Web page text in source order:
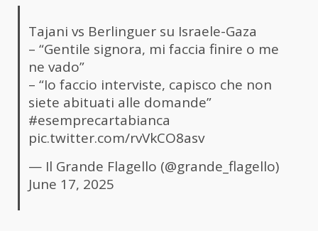
Tajani vs Berlinguer su Israele-Gaza
– “Gentile signora, mi faccia finire o me
ne vado”
– “Io faccio interviste, capisco che non
siete abituati alle domande”
#esemprecartabianca
pic.twitter.com/rvVkCO8asv
— Il Grande Flagello (@grande_flagello)
June 17, 2025